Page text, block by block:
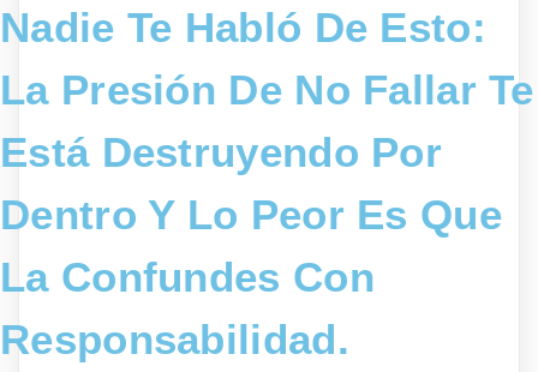
Nadie Te Habló De Esto:
La Presión De No Fallar Te
Está Destruyendo Por
Dentro Y Lo Peor Es Que
La Confundes Con
Responsabilidad.